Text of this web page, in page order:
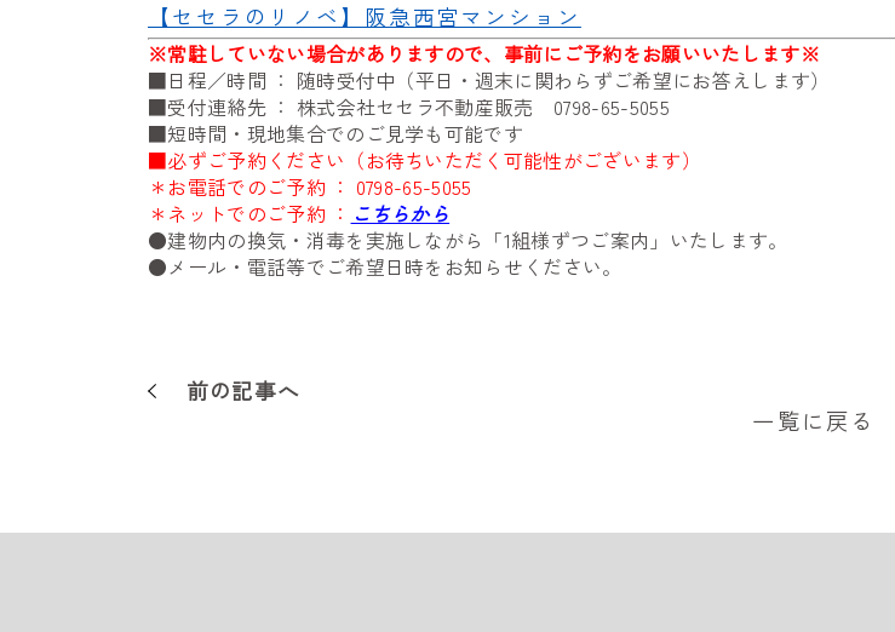
【セセラのリノベ】阪急西宮マンション
※常駐していない場合がありますので、事前にご予約をお願いいたします※
■日程／時間 ： 随時受付中（平日・週末に関わらずご希望にお答えします）
■受付連絡先 ： 株式会社セセラ不動産販売 0798-65-5055
■短時間・現地集合でのご見学も可能です
■必ずご予約ください（お待ちいただく可能性がございます）
＊お電話でのご予約 ： 0798-65-5055
＊ネットでのご予約 ： こちらから
●建物内の換気・消毒を実施しながら「1組様ずつご案内」いたします。
●メール・電話等でご希望日時をお知らせください。
前の記事へ
一覧に戻る